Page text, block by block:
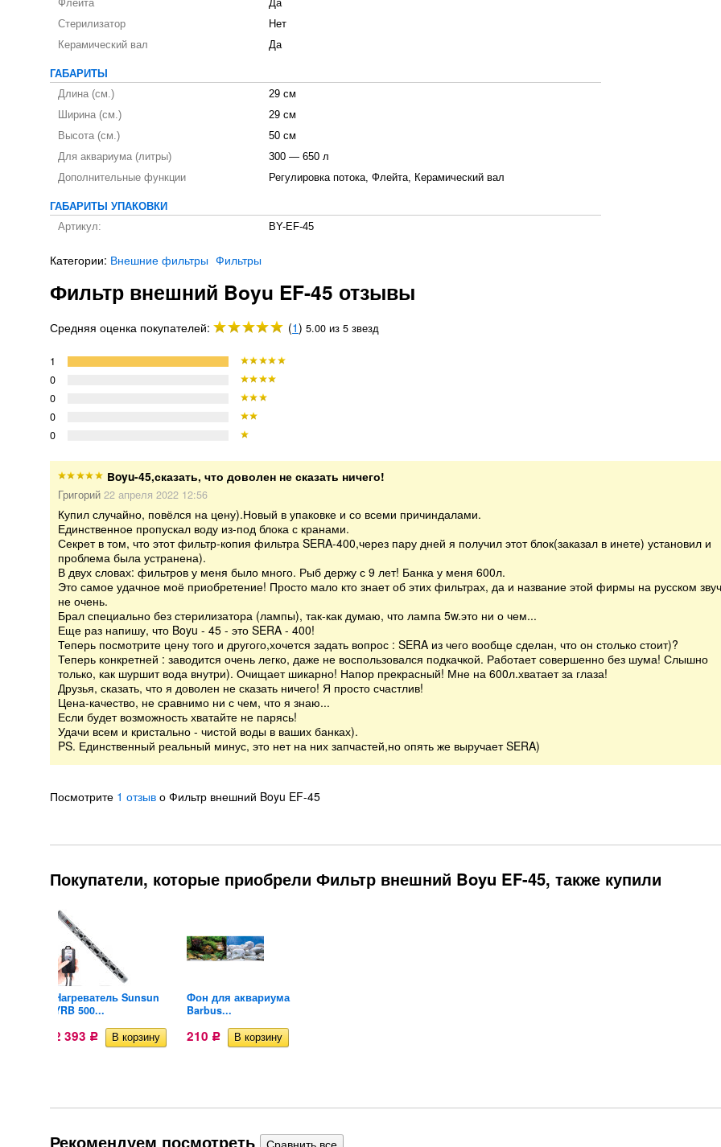
Флейта
Да
Стерилизатор
Нет
Керамический вал
Да
ГАБАРИТЫ
Длина (см.)
29 см
Ширина (см.)
29 см
Высота (см.)
50 см
Для аквариума (литры)
300 — 650 л
Дополнительные функции
Регулировка потока, Флейта, Керамический вал
ГАБАРИТЫ УПАКОВКИ
Артикул:
BY-EF-45
Категории: Внешние фильтры Фильтры
Фильтр внешний Boyu EF-45 отзывы
Средняя оценка покупателей: (1)5.00 из 5 звезд
1
0
0
0
0
Boyu-45,сказать, что доволен не сказать ничего!
Григорий 22 апреля 2022 12:56
Купил случайно, повёлся на цену).Новый в упаковке и со всеми причиндалами.
Единственное пропускал воду из-под блока с кранами.
Секрет в том, что этот фильтр-копия фильтра SERA-400,через пару дней я получил этот блок(заказал в инете) установил и
проблема была устранена).
В двух словах: фильтров у меня было много. Рыб держу с 9 лет! Банка у меня 600л.
Это самое удачное моё приобретение! Просто мало кто знает об этих фильтрах, да и название этой фирмы на русском
не очень.
Брал специально без стерилизатора (лампы), так-как думаю, что лампа 5w.это ни о чем...
Еще раз напишу, что Boyu - 45 - это SERA - 400!
Теперь посмотрите цену того и другого,хочется задать вопрос : SERA из чего вообще сделан, что он столько стоит)?
Теперь конкретней : заводится очень легко, даже не воспользовался подкачкой. Работает совершенно без шума! Слышно
только, как шуршит вода внутри). Очищает шикарно! Напор прекрасный! Мне на 600л.хватает за глаза!
Друзья, сказать, что я доволен не сказать ничего! Я просто счастлив!
Цена-качество, не сравнимо ни с чем, что я знаю...
Если будет возможность хватайте не парясь!
Удачи всем и кристально - чистой воды в ваших банках).
PS. Единственный реальный минус, это нет на них запчастей,но опять же выручает SERA)
Посмотрите 1 отзыв о Фильтр внешний Boyu EF-45
Покупатели, которые приобрели Фильтр внешний Boyu EF-45, также купили
Нагреватель Sunsun
YRB 500...
2 393 Р
Фон для аквариума
Barbus...
210 Р
Рекомендуем посмотреть